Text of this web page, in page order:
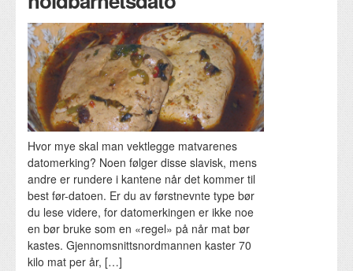
Hvor mye skal man vektlegge matvarenes
datomerking? Noen følger disse slavisk, mens
andre er rundere i kantene når det kommer til
best før-datoen. Er du av førstnevnte type bør
du lese videre, for datomerkingen er ikke noe
en bør bruke som en «regel» på når mat bør
kastes. Gjennomsnittsnordmannen kaster 70
kilo mat per år, […]